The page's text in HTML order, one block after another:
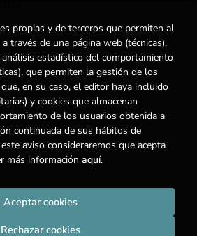
. Todos los Derechos Reservados |
propias y de terceros que permiten al
través de una página web (técnicas),
estadístico del comportamiento
que permiten la gestión de los
en su caso, el editor haya incluido
y cookies que almacenan
de los usuarios obtenida a
continuada de sus hábitos de
aviso consideraremos que acepta
más información aquí.
Rechazar cookies
Aceptar cookies